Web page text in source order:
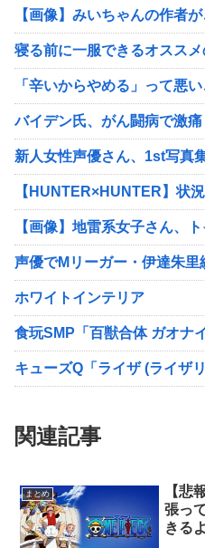
【画像】みいちゃんの作者
寝る前に一服できるオスス
「辛いからやめる」って悪
バイデン氏、がん闘病で激
新人女性声優さん、1st写真
【HUNTER×HUNTER】状
【画像】地雷系女子さん、
声優でMリーガー・伊達朱里
ホワイトインテリア
食玩SMP「百獣合体 ガオナ
キューズQ「ライザ (ライザ
関連記事
まとめ
【悲
張っ
きる